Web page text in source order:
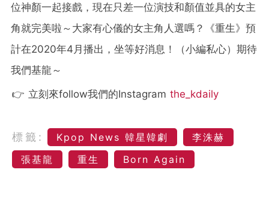
位神顏一起接戲，現在只差一位演技和顏值並具的女主
角就完美啦～大家有心儀的女主角人選嗎？《重生》預
計在2020年4月播出，坐等好消息！（小編私心）期待
我們基龍～
👉 立刻來follow我們的Instagram the_kdaily
標籤: Kpop News 韓星韓劇
李洙赫
張基龍
重生 Born Again